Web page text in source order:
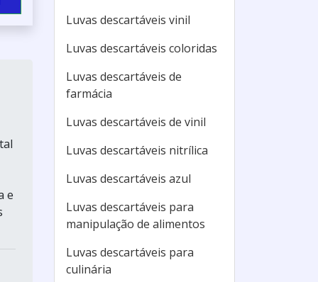
e
Luvas descartáveis vinil
Luvas descartáveis coloridas
Luvas descartáveis de
farmácia
Luvas descartáveis de vinil
Luvas descartáveis nitrílica
Luvas descartáveis azul
Luvas descartáveis para
manipulação de alimentos
Luvas descartáveis para
culinária